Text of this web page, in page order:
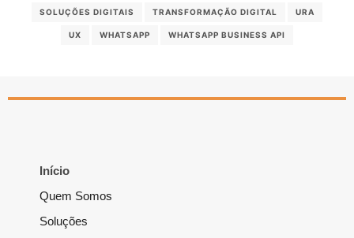
SOLUÇÕES DIGITAIS TRANSFORMAÇÃO DIGITAL URA
UX WHATSAPP WHATSAPP BUSINESS API
Início
Quem Somos
Soluções